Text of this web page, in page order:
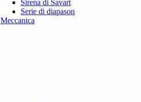
Sirena di Savart
Serie di diapason
Meccanica